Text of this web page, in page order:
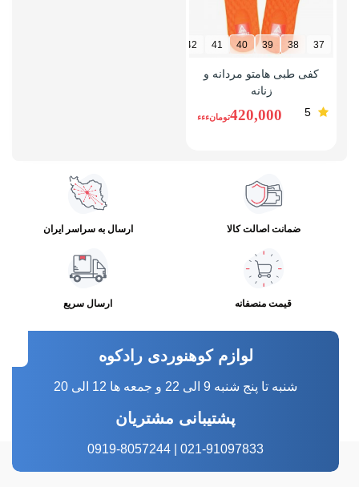
37
38
39
40
41
42
کفی طبی هامتو مردانه و
زنانه
5
420,000تومانءءء
ضمانت اصالت کالا ارسال به سراسر ایران
قیمت منصفانه ارسال سریع
لوازم کوهنوردی رادکوه
شنبه تا پنج شنبه 9 الی 22 و جمعه ها 12 الی 20
پشتیبانی مشتریان
021-91097833 | 0919-8057244